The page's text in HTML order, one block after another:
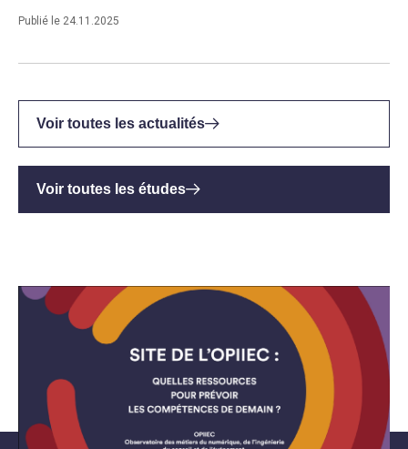
Publié le 24.11.2025
Voir toutes les actualités
Voir toutes les études